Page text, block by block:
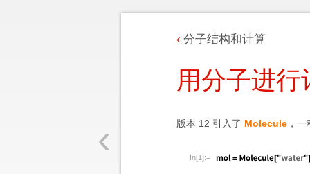
‹
分子结构和计算
用分子进行
版本 12 引入了 Molecule ，
In[1]:=